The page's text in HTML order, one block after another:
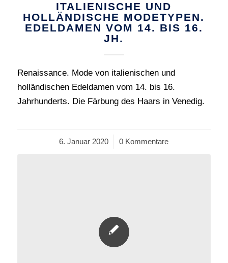
ITALIENISCHE UND
HOLLÄNDISCHE MODETYPEN.
EDELDAMEN VOM 14. BIS 16.
JH.
Renaissance. Mode von italienischen und
holländischen Edeldamen vom 14. bis 16.
Jahrhunderts. Die Färbung des Haars in Venedig.
6. Januar 2020
/ 0 Kommentare